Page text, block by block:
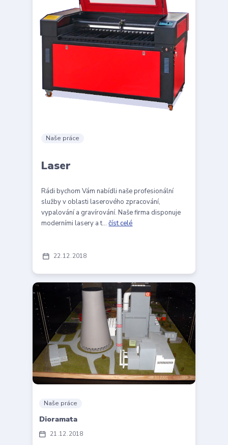
22 12 2018
Naše práce
Laser
Rádi bychom Vám nabídli naše profesionální
služby v oblasti laserového zpracování,
vypalování a gravírování. Naše firma disponuje
moderními lasery a t...číst celé
21 12 2018
Naše práce
Dioramata